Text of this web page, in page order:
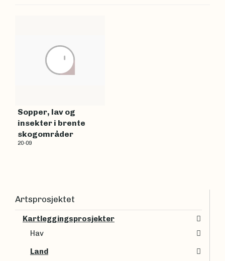
Sopper, lav og
insekter i brente
skogområder
20-09
Artsprosjektet
Kartleggingsprosjekter
Hav
Land